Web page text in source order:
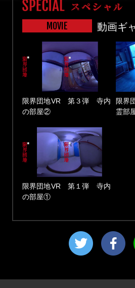
MOVIE 動画ギ
限界団地VR 第３弾 寺内
の部屋②
限界
霊部
限界団地VR 第１弾 寺内
の部屋①
ツイート